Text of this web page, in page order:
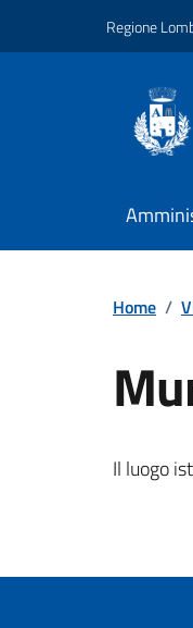
Regione
Home /
Il luogo